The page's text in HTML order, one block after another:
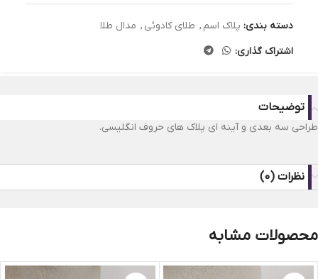
دسته بندی: پلاک اسم , طلای کادوئی , مدال طلا
اشتراک گذاری:
توضیحات
طراحی سه بعدی و آینه ای پلاک های حروف انگلیسی.
نظرات (0)
محصولات مشابه